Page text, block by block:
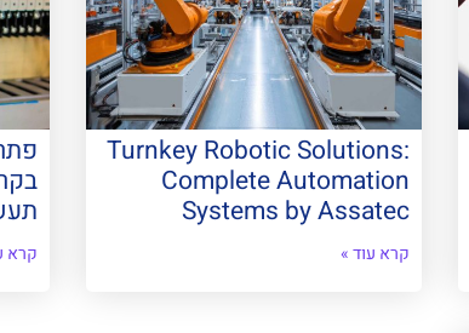
Turnkey Robotic Solutions:
Complete Automation
Systems by Assatec
קרא עוד » קרא